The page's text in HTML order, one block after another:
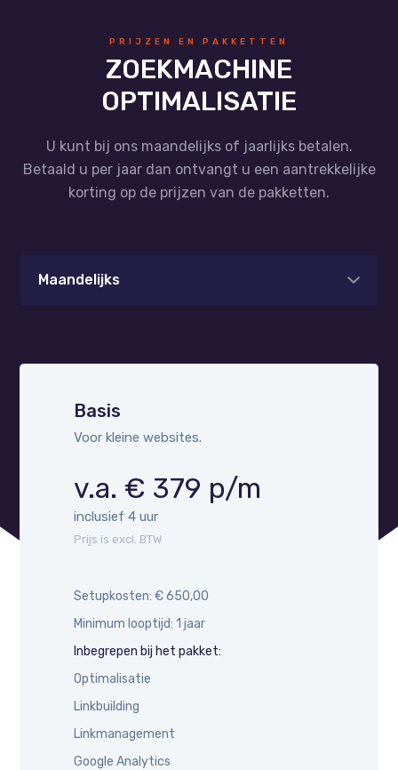
PRIJZEN EN PAKKETTEN
ZOEKMACHINE
OPTIMALISATIE
U kunt bij ons maandelijks of jaarlijks betalen.
Betaald u per jaar dan ontvangt u een aantrekkelijke
korting op de prijzen van de pakketten.
Maandelijks
Basis
Voor kleine websites.
v.a. € 379 p/m
inclusief 4 uur
Prijs is excl. BTW
Setupkosten: € 650,00
Minimum looptijd: 1 jaar
Inbegrepen bij het pakket:
Optimalisatie
Linkbuilding
Linkmanagement
Google Analytics